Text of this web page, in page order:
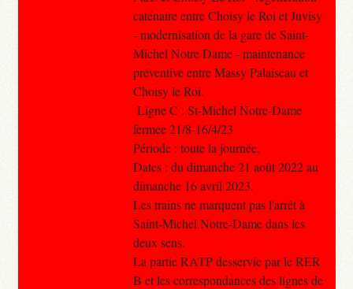
caténaire entre Choisy le Roi et Juvisy
- modernisation de la gare de Saint-
Michel Notre Dame - maintenance
préventive entre Massy Palaiseau et
Choisy le Roi.
Ligne C : St-Michel Notre-Dame
fermée 21/8-16/4/23
Période : toute la journée.
Dates : du dimanche 21 août 2022 au
dimanche 16 avril 2023.
Les trains ne marquent pas l'arrêt à
Saint-Michel Notre-Dame dans les
deux sens.
La partie RATP desservie par le RER
B et les correspondances des lignes de